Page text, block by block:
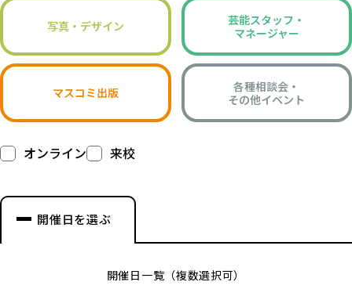
写真・デザイン
芸能スタッフ・
マネージャー
マスコミ出版
各種相談会・
その他イベント
オンライン 来校
開催日を選ぶ
開催日一覧（複数選択可）